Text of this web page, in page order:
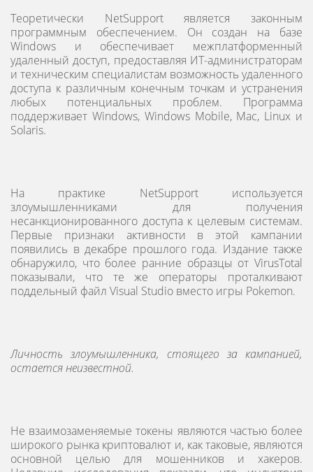
Теоретически NetSupport является законным
программным обеспечением. Он создан на базе
Windows и обеспечивает межплатформенный
удаленный доступ, предоставляя ИТ-администраторам
и техническим специалистам возможность удаленного
доступа к различным конечным точкам и устранения
любых потенциальных проблем. Программа
поддерживает Windows, Windows Mobile, Mac, Linux и
Solaris.
На практике NetSupport используется
злоумышленниками для получения
несанкционированного доступа к целевым системам.
Первые признаки активности в этой кампании
появились в декабре прошлого года. Издание также
обнаружило, что более ранние образцы от VirusTotal
показывали, что те же операторы проталкивают
поддельный файл Visual Studio вместо игры Pokemon.
Личность злоумышленника, стоящего за кампанией,
остается неизвестной.
Не взаимозаменяемые токены являются частью более
широкого рынка криптовалют и, как таковые, являются
основной целью для мошенников и хакеров.